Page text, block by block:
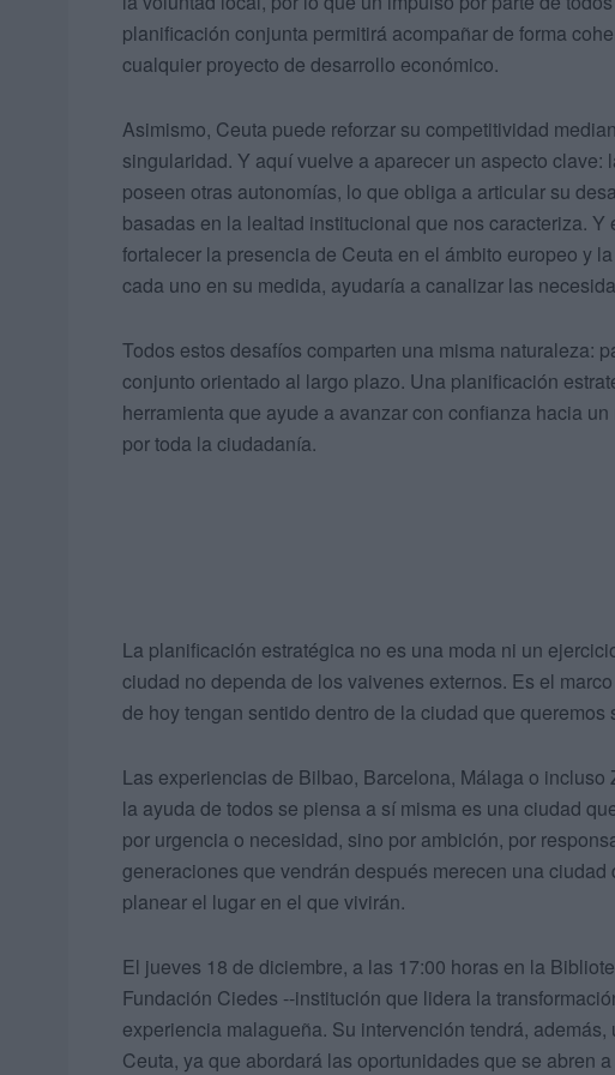
planificación conjunta permitirá acompañar de forma
cualquier proyecto de desarrollo económico.
Asimismo, Ceuta puede reforzar su competitividad
singularidad. Y aquí vuelve a aparecer un aspecto
poseen otras autonomías, lo que obliga a articular su
basadas en la lealtad institucional que nos caracteriza.
fortalecer la presencia de Ceuta en el ámbito europeo y
cada uno en su medida, ayudaría a canalizar las
Todos estos desafíos comparten una misma naturaleza:
conjunto orientado al largo plazo. Una planificación
herramienta que ayude a avanzar con confianza hacia
por toda la ciudadanía.
La planificación estratégica no es una moda ni un
ciudad no dependa de los vaivenes externos. Es el
de hoy tengan sentido dentro de la ciudad que queremos
Las experiencias de Bilbao, Barcelona, Málaga o
la ayuda de todos se piensa a sí misma es una ciudad
por urgencia o necesidad, sino por ambición, por
generaciones que vendrán después merecen una
planear el lugar en el que vivirán.
El jueves 18 de diciembre, a las 17:00 horas en la
Fundación Ciedes --institución que lidera la
experiencia malagueña. Su intervención tendrá,
Ceuta, ya que abordará las oportunidades que se abren